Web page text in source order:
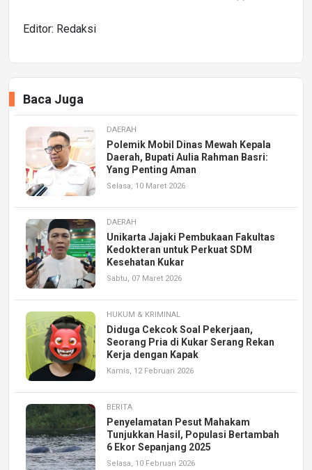
Editor: Redaksi
Baca Juga
DAERAH
Polemik Mobil Dinas Mewah Kepala
Daerah, Bupati Aulia Rahman Basri:
Yang Penting Aman
Selasa, 10 Maret 2026
DAERAH
Unikarta Jajaki Pembukaan Fakultas
Kedokteran untuk Perkuat SDM
Kesehatan Kukar
Sabtu, 07 Maret 2026
HUKUM & KRIMINAL
Diduga Cekcok Soal Pekerjaan,
Seorang Pria di Kukar Serang Rekan
Kerja dengan Kapak
Kamis, 12 Februari 2026
BERITA
Penyelamatan Pesut Mahakam
Tunjukkan Hasil, Populasi Bertambah
6 Ekor Sepanjang 2025
Selasa, 10 Februari 2026